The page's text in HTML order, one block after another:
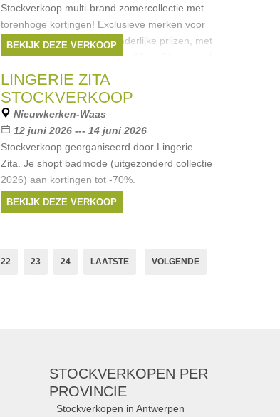
Stockverkoop multi-brand zomercollectie met
torenhoge kortingen! Exclusieve merken voor
dames en heren aan uitzonderlijke prijzen, met
tijdsloten op inschrijving. Van 19 tot 21 juni – 📍
BEKIJK DEZE VERKOOP
LINGERIE ZITA
STOCKVERKOOP
Nieuwkerken-Waas
12 juni 2026 --- 14 juni 2026
Stockverkoop georganiseerd door Lingerie
Zita. Je shopt badmode (uitgezonderd collectie
2026) aan kortingen tot -70%.
BEKIJK DEZE VERKOOP
22 23 24 LAATSTE VOLGENDE
STOCKVERKOPEN PER
PROVINCIE
Stockverkopen in Antwerpen